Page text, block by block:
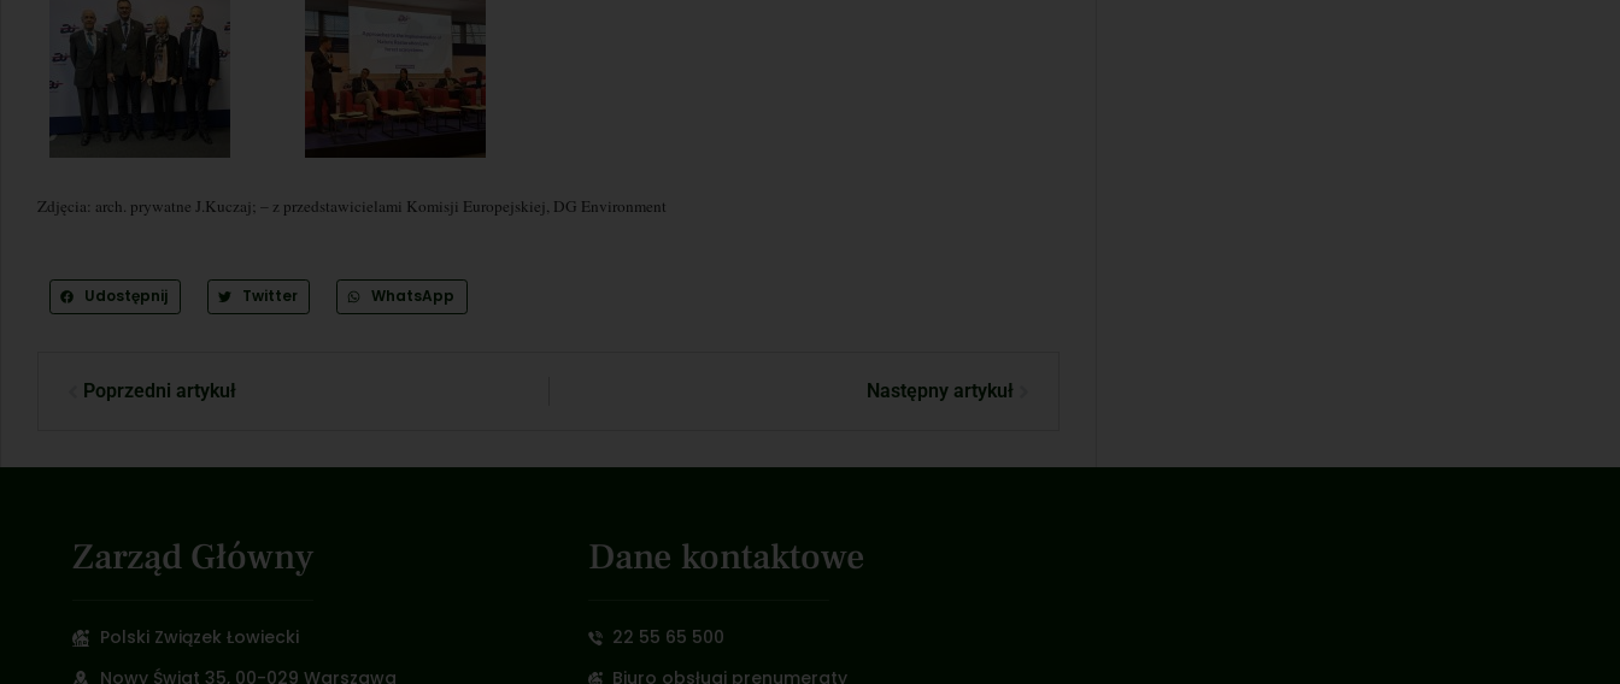
Zdjęcia: arch. prywatne J.Kuczaj; – z przedstawicielami Komisji Europejskiej, DG Environment
Udostępnij Twitter WhatsApp
Poprzedni artykuł Następny artykuł
Zarząd Główny
Polski Związek Łowiecki
Nowy Świat 35, 00-029 Warszawa
Dane kontaktowe
22 55 65 500
Biuro obsługi prenumeraty